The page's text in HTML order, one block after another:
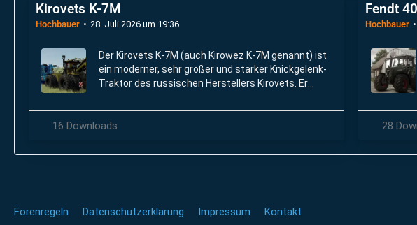
Kirovets K-7M
Hochbauer 28. Juli 2026 um 19:36
Der Kirovets K-7M (auch Kirowez K-7M genannt) ist
ein moderner, sehr großer und starker Knickgelenk-
Traktor des russischen Herstellers Kirovets. Er
des legendären K-700.
16 Downloads
Fendt
Hochbauer
28
Forenregeln Datenschutzerklärung Impressum Kontakt